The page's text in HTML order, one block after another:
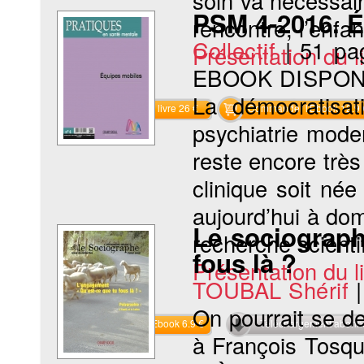
rencontre,
Présentation du
Commander le livre 26 € Commander l'Ebook 12.9
PSM 4-2016.
Collectif |51
EBOOK
La
psychiatrie
reste encore
clinique soit
aujourd’hui à
recherche
Présentation du
Commander l'Ebook 6.9 € Téléchargement
Le
fous là ?
TOUBAL Shérif
On pourrait se
à François